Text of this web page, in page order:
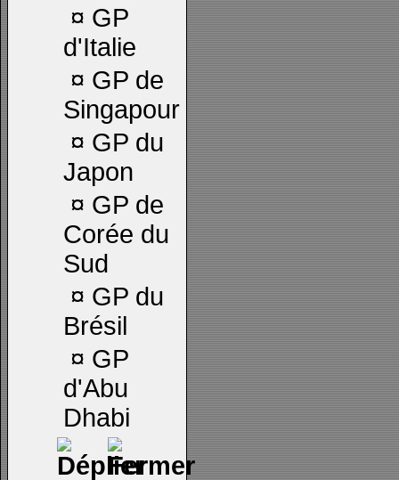
¤ GP
d'Italie
¤ GP de
Singapour
¤ GP du
Japon
¤ GP de
Corée du
Sud
¤ GP du
Brésil
¤ GP
d'Abu
Dhabi